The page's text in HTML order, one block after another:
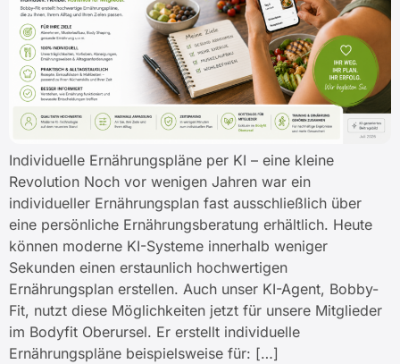
Individuelle Ernährungspläne per KI – eine kleine
Revolution Noch vor wenigen Jahren war ein
individueller Ernährungsplan fast ausschließlich über
eine persönliche Ernährungsberatung erhältlich. Heute
können moderne KI-Systeme innerhalb weniger
Sekunden einen erstaunlich hochwertigen
Ernährungsplan erstellen. Auch unser KI-Agent, Bobby-
Fit, nutzt diese Möglichkeiten jetzt für unsere Mitglieder
im Bodyfit Oberursel. Er erstellt individuelle
Ernährungspläne beispielsweise für: […]